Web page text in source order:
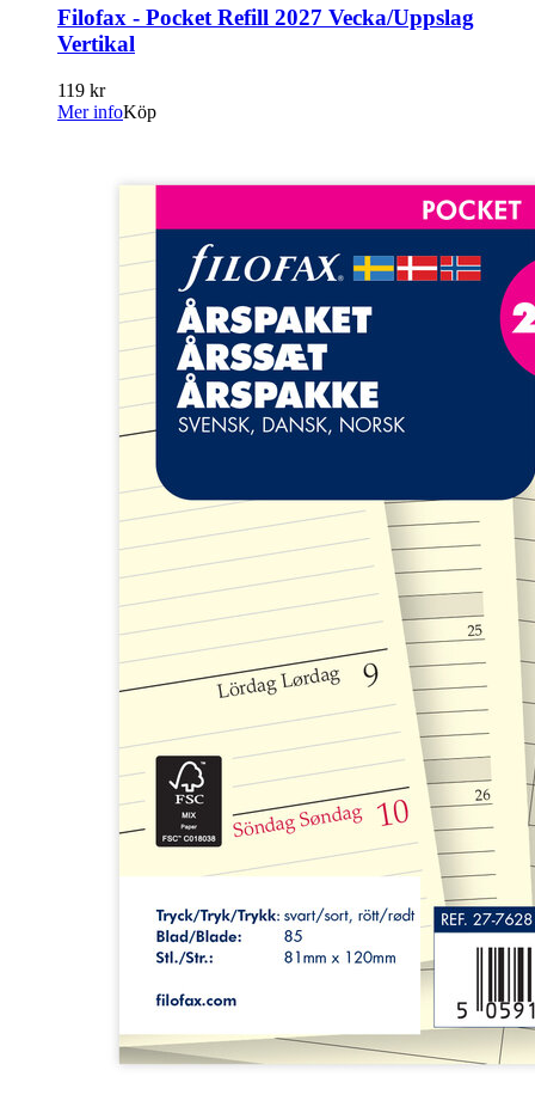
Filofax - Pocket Refill 2027 Vecka/Uppslag
Vertikal
119 kr
Mer infoKöp